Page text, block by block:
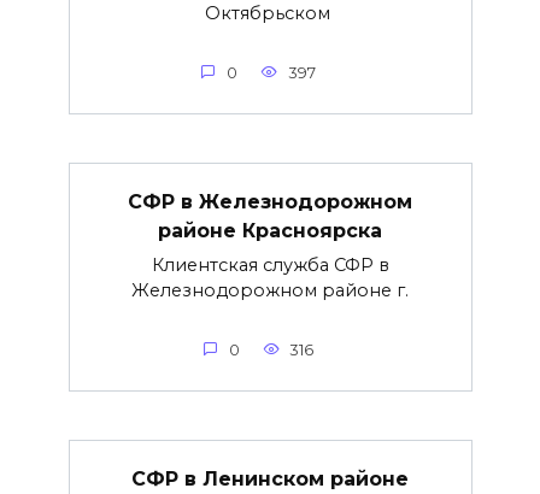
Октябрьском
0 397
СФР в Железнодорожном
районе Красноярска
Клиентская служба СФР в
Железнодорожном районе г.
0 316
СФР в Ленинском районе